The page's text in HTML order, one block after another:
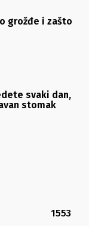
grožđe i zašto
svaki dan,
stomak
1553